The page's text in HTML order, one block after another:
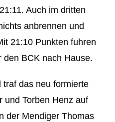
Auch im dritten
anbrennen und
21:10 Punkten fuhren
den BCK nach Hause.
traf das neu formierte
und Torben Henz auf
der Mendiger Thomas